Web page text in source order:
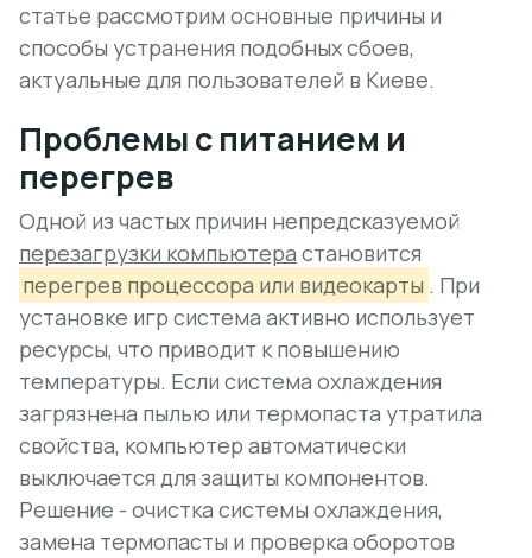
статье рассмотрим основные причины и
способы устранения подобных сбоев,
актуальные для пользователей в Киеве.
Проблемы с питанием и
перегрев
Одной из частых причин непредсказуемой
перезагрузки компьютера становится
перегрев процессора или видеокарты . При
установке игр система активно использует
ресурсы, что приводит к повышению
температуры. Если система охлаждения
загрязнена пылью или термопаста утратила
свойства, компьютер автоматически
выключается для защиты компонентов.
Решение - очистка системы охлаждения,
замена термопасты и проверка оборотов